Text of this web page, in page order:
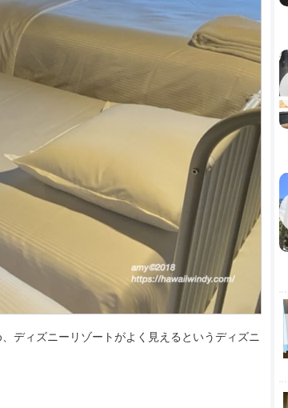
ディズニーリゾートがよく見えるというディズニ